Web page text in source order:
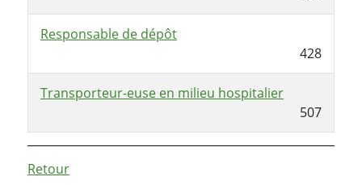
Responsable de dépôt
428
Transporteur-euse en milieu hospitalier
507
Retour